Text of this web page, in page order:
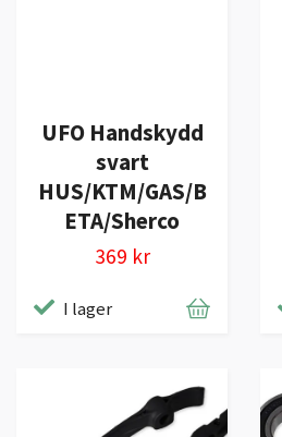
UFO Handskydd
svart
HUS/KTM/GAS/B
ETA/Sherco
369 kr
I lager